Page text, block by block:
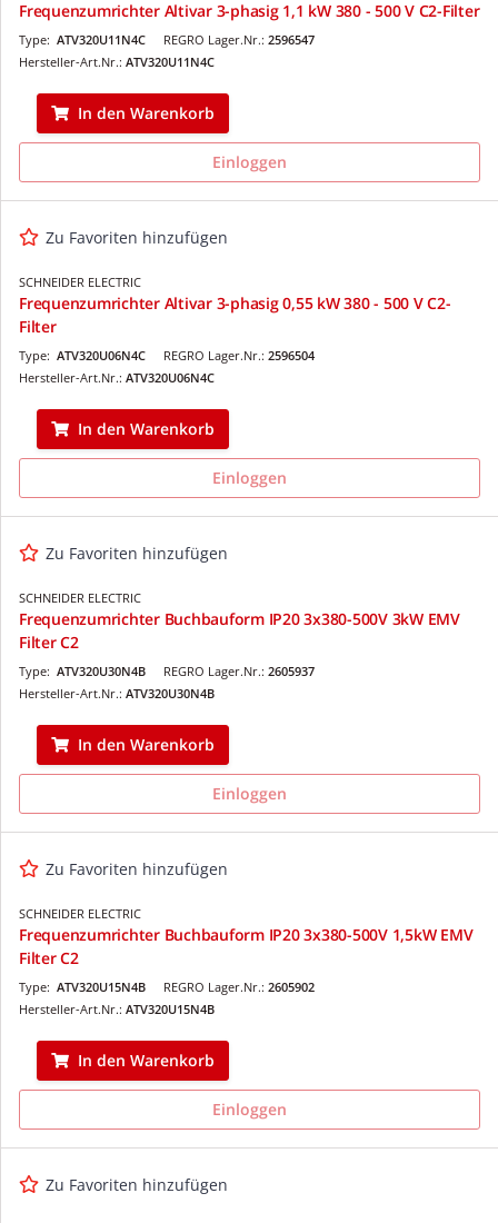
Frequenzumrichter Altivar 3-phasig 1,1 kW 380 - 500 V C2-Filter
REGRO Lager.Nr.: 2596547
Type: ATV320U11N4C
Hersteller-Art.Nr.: ATV320U11N4C
In den Warenkorb
Einloggen
Zu Favoriten hinzufügen
SCHNEIDER ELECTRIC
Frequenzumrichter Altivar 3-phasig 0,55 kW 380 - 500 V C2-
Filter
REGRO Lager.Nr.: 2596504
Type: ATV320U06N4C
Hersteller-Art.Nr.: ATV320U06N4C
In den Warenkorb
Einloggen
Zu Favoriten hinzufügen
SCHNEIDER ELECTRIC
Frequenzumrichter Buchbauform IP20 3x380-500V 3kW EMV
Filter C2
REGRO Lager.Nr.: 2605937
Type: ATV320U30N4B
Hersteller-Art.Nr.: ATV320U30N4B
In den Warenkorb
Einloggen
Zu Favoriten hinzufügen
SCHNEIDER ELECTRIC
Frequenzumrichter Buchbauform IP20 3x380-500V 1,5kW EMV
Filter C2
REGRO Lager.Nr.: 2605902
Type: ATV320U15N4B
Hersteller-Art.Nr.: ATV320U15N4B
In den Warenkorb
Einloggen
Zu Favoriten hinzufügen